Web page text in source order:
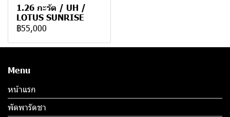
1.26 กะรัต / UH /
LOTUS SUNRISE
฿55,000
Menu
หน้าแรก
พัดพารัดชา